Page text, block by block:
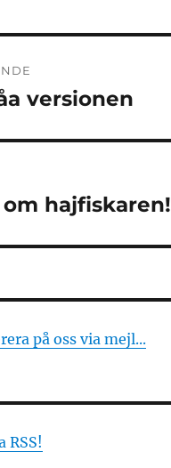
versionen
om hajfiskaren!
på oss via mejl...
RSS!